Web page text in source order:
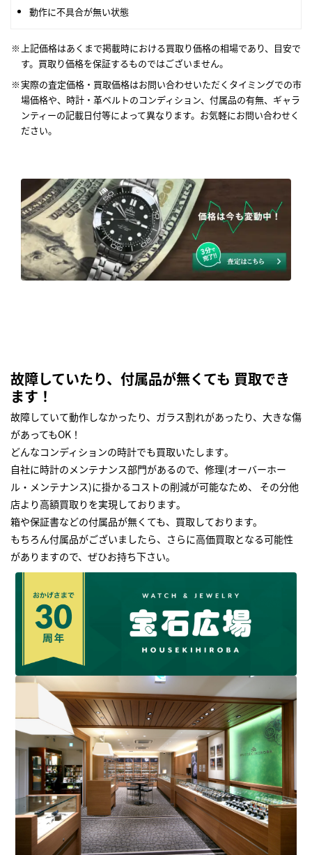
動作に不具合が無い状態
上記価格はあくまで掲載時における買取り価格の相場であり、目安で
す。買取り価格を保証するものではございません。
実際の査定価格・買取価格はお問い合わせいただくタイミングでの市
場価格や、時計・革ベルトのコンディション、付属品の有無、ギャラ
ンティーの記載日付等によって異なります。お気軽にお問い合わせく
ださい。
故障していたり、付属品が無くても 買取でき
ます！
故障していて動作しなかったり、ガラス割れがあったり、大きな傷
があってもOK！
どんなコンディションの時計でも買取いたします｡
自社に時計のメンテナンス部門があるので、修理(オーバーホー
ル・メンテナンス)に掛かるコストの削減が可能なため、 その分他
店より高額買取りを実現しております｡
箱や保証書などの付属品が無くても、買取しております。
もちろん付属品がございましたら、さらに高価買取となる可能性
がありますので、ぜひお持ち下さい｡